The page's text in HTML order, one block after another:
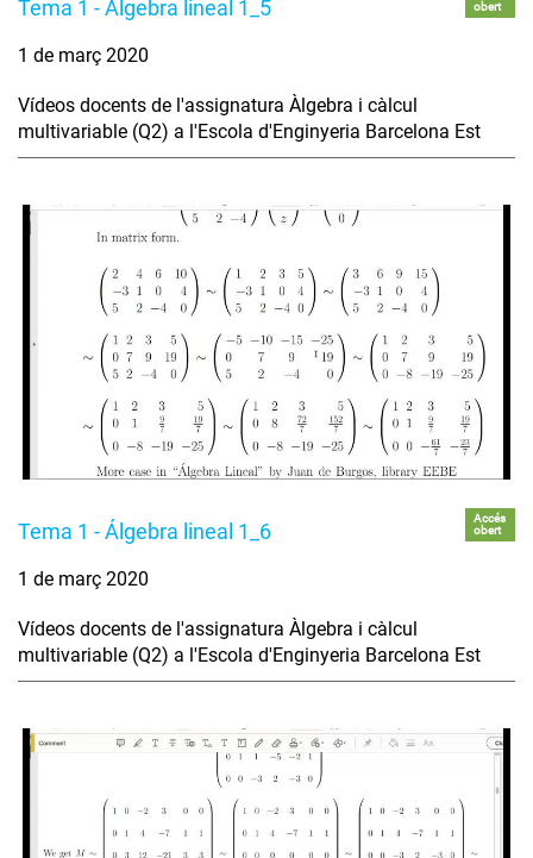
Tema 1 - Álgebra lineal 1_5 obert
1 de març 2020
Vídeos docents de l'assignatura Àlgebra i càlcul
multivariable (Q2) a l'Escola d'Enginyeria Barcelona Est
Tema 1 - Álgebra lineal 1_6
Accés
obert
1 de març 2020
Vídeos docents de l'assignatura Àlgebra i càlcul
multivariable (Q2) a l'Escola d'Enginyeria Barcelona Est